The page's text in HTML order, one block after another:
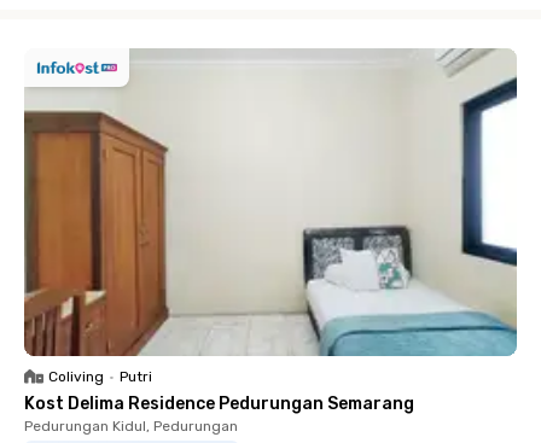
Coliving • Putri
Kost Delima Residence Pedurungan Semarang
Pedurungan Kidul, Pedurungan